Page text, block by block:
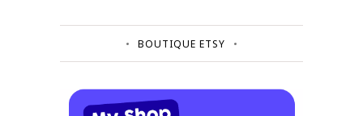
BOUTIQUE ETSY